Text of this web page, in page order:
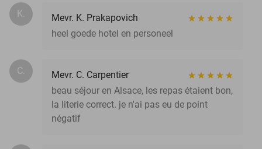
K.
Mevr. K. Prakapovich
heel goede hotel en personeel
C.
Mevr. C. Carpentier
beau séjour en Alsace, les repas étaient bon,
la literie correct. je n'ai pas eu de point
négatif